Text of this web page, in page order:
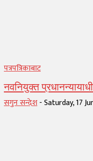
पत्रपत्रिकाबाट
नवनियुक्त
सगुन सन्देश-Saturday, 17